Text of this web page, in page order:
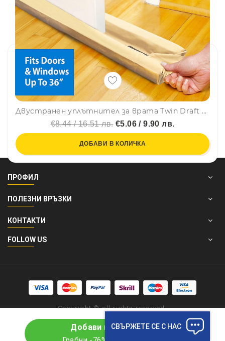
Добави в количката
Двустранен уплътнител за врата Twin Draft Guard БЕЖОВ - край с теченията
€8.44 / 16.51 лв.€5.06 / 9.90 лв.
ДОБАВИ В КОЛИЧКА
ПРОФИЛ
ПОЛЕЗНИ ВРЪЗКИ
КОНТАКТИ
FOLLOW US
Copyright © all rights reserved.
СВЪРЖЕТЕ СЕ С НАС